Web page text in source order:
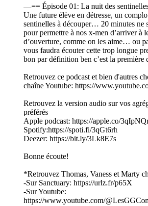
—== Épisode 01: La nuit des
Une future élève en détresse, un
sentinelles à découper… 20 minutes ne
pour permettre à nos x-men d’arriver à
d’ouverture, comme on les aime… ou
vous faudra écouter cette trop longue
bon par définition ben c’est la première
Retrouvez ce podcast et bien d'autres
chaîne Youtube: https://
Retrouvez la version audio sur vos
préférés
Apple podcast: https://apple.co/
Spotify:https://spoti.fi/3qGt6rh
Deezer: https://bit.ly/3Lk8E7s
Bonne écoute!
*Retrouvez Thomas, Vaness et Marty
-Sur Sanctuary: https://urlz.fr/p65X
-Sur Youtube:
https://www.youtube.com/